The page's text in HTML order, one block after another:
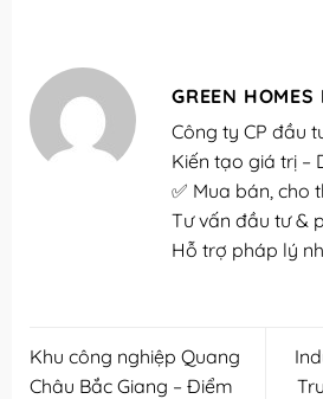
GREEN HOMES
Công ty CP đầu
Kiến tạo giá trị –
✅ Mua bán, cho
Tư vấn đầu tư &
Hỗ trợ pháp lý
Khu công nghiệp Quang
Châu Bắc Giang – Điểm